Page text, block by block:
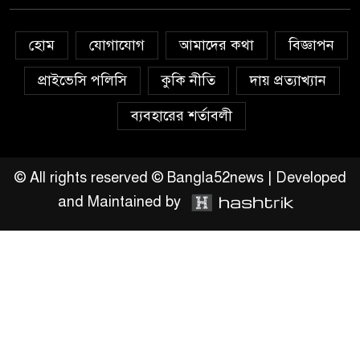
চাঁদপুরে মাটির নিচে গাঁজার ড্রাম,
মাদক কারবারি আটক
লুটপাট ও পাচারমুখী বাজেট
সংশোধনের দাবিতে ফরিদগঞ্জে
উঠান বৈঠক
হোম যোগাযোগ আমাদের কথা
বিজ্ঞাপন
প্রাইভেসি পলিসি
কুকি নীতি
দায় প্রত্যাখ্যান
ব্যবহারের শর্তাবলী
© All rights reserved © Bangla52news | Developed
and Maintained by